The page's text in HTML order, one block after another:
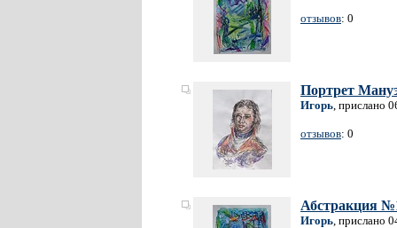
отзывов: 0
Портрет
Игорь, прислано
отзывов: 0
Абстракция
Игорь, прислано